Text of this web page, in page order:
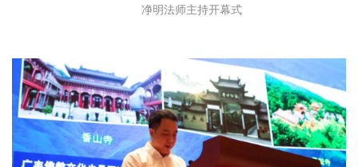
净明法师主持开幕式